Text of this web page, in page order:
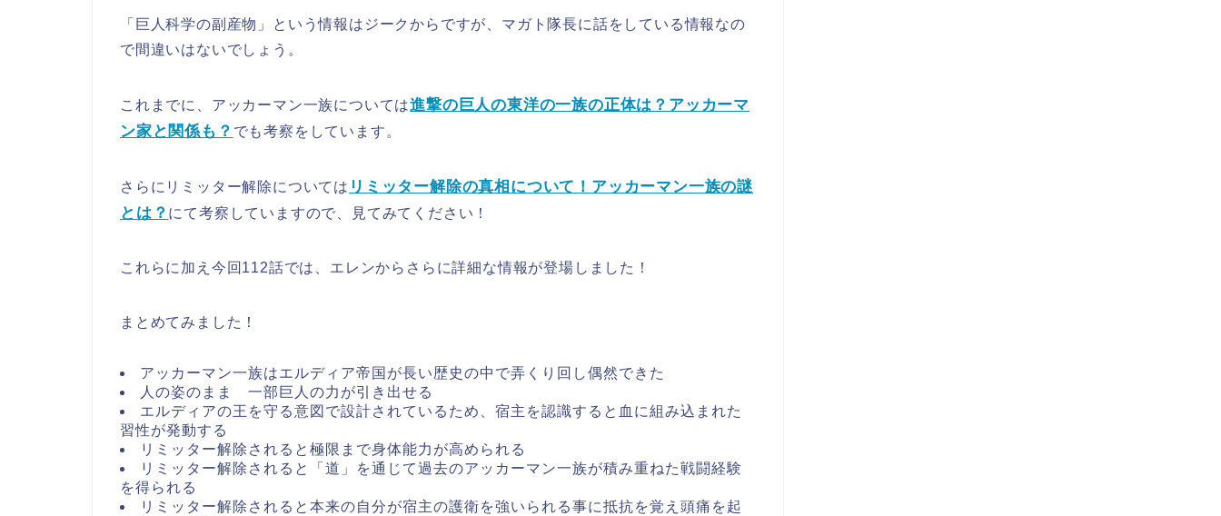
「巨人科学の副産物」という情報はジークからですが、マガト隊長に話をしている情報なの
で間違いはないでしょう。
これまでに、アッカーマン一族については進撃の巨人の東洋の一族の正体は？アッカーマ
ン家と関係も？ でも考察をしています。
さらにリミッター解除については リミッター解除の真相について！アッカーマン一族の謎
とは？ にて考察していますので、見てみてください！
これらに加え今回112話では、エレンからさらに詳細な情報が登場しました！
まとめてみました！
アッカーマン一族はエルディア帝国が長い歴史の中で弄くり回し偶然できた
人の姿のまま 一部巨人の力が引き出せる
エルディアの王を守る意図で設計されているため、宿主を認識すると血に組み込まれた
習性が発動する
リミッター解除されると極限まで身体能力が高められる
リミッター解除されると「道」を通じて過去のアッカーマン一族が積み重ねた戦闘経験
を得られる
リミッター解除されると本来の自分が宿主の護衛を強いられる事に抵抗を覚え頭痛を起